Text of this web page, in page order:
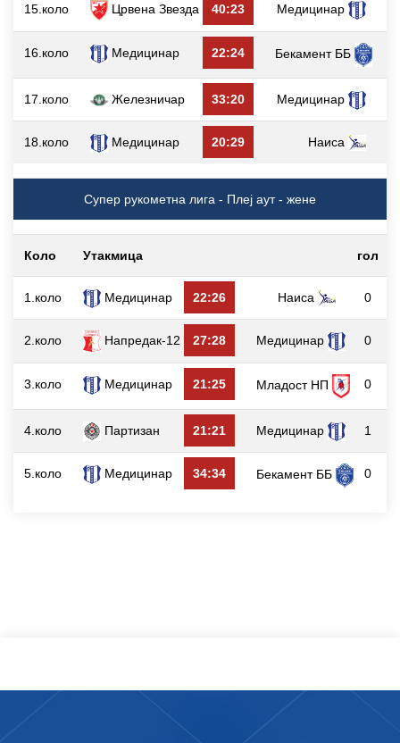
15.коло Црвена Звезда 40:23 Медицинар
16.коло Медицинар 22:24 Бекамент ББ
17.коло Железничар 33:20 Медицинар
18.коло Медицинар 20:29 Наиса
Супер рукометна лига - Плеј аут - жене
Коло Утакмица гол
1.коло Медицинар 22:26 Наиса 0
2.коло Напредак-12 27:28 Медицинар 0
3.коло Медицинар 21:25 Младост НП 0
4.коло Партизан 21:21 Медицинар 1
5.коло Медицинар 34:34 Бекамент ББ 0